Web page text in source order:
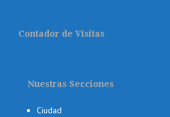
Contador de Visitas
Nuestras Secciones
Ciudad